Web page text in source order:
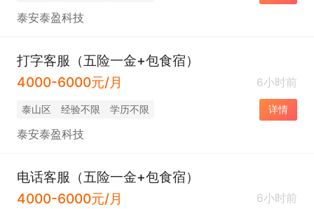
泰安泰盈科技
打字客服（五险一金+包食宿）
4000-6000元/月
6小时前
泰山区 经验不限 学历不限 详情
泰安泰盈科技
电话客服（五险一金+包食宿）
4000-6000元/月
6小时前